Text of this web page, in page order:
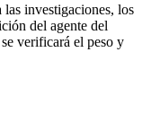
investigaciones, los
del agente del
verificará el peso y